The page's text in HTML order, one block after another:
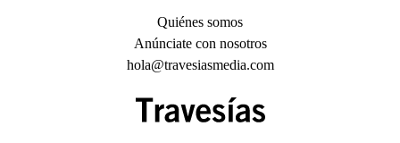
Quiénes somos
Anúnciate con nosotros
hola@travesiasmedia.com